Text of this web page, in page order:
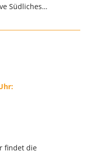
Südliches…
findet die